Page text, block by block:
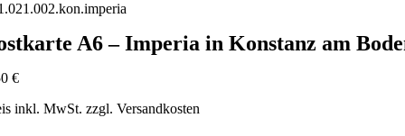
A6 – Imperia in Konstanz am
€
inkl. MwSt. zzgl. Versandkosten